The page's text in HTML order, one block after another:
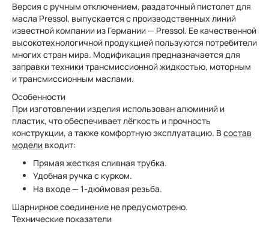
Версия с ручным отключением, раздаточный пистолет для
масла Pressol, выпускается с производственных линий
известной компании из Германии — Pressol. Ее качественной
высокотехнологичной продукцией пользуются потребители
многих стран мира. Модификация предназначается для
заправки техники трансмиссионной жидкостью, моторным
и трансмиссионным маслами.
Особенности
При изготовлении изделия использован алюминий и
пластик, что обеспечивает лёгкость и прочность
конструкции, а также комфортную эксплуатацию. Всостав
модели входит:
Прямая жесткая сливная трубка.
Удобная ручка с курком.
На входе — 1-дюймовая резьба.
Шарнирное соединение не предусмотрено.
Технические показатели